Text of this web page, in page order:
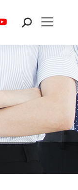
Search: